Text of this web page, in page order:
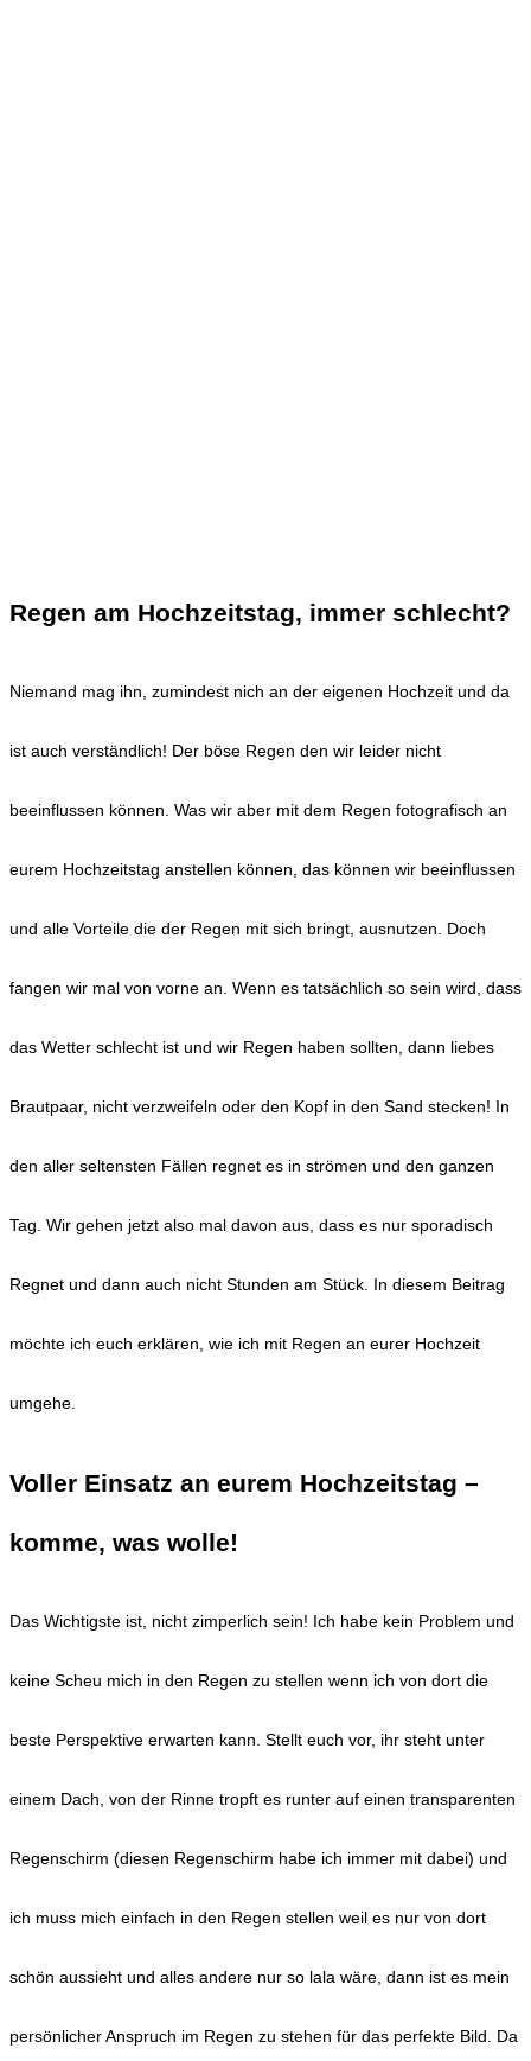
Regen am Hochzeitstag, immer schlecht?
Niemand mag ihn, zumindest nich an der eigenen Hochzeit und da
ist auch verständlich! Der böse Regen den wir leider nicht
beeinflussen können. Was wir aber mit dem Regen fotografisch an
eurem Hochzeitstag anstellen können, das können wir beeinflussen
und alle Vorteile die der Regen mit sich bringt, ausnutzen. Doch
fangen wir mal von vorne an. Wenn es tatsächlich so sein wird, dass
das Wetter schlecht ist und wir Regen haben sollten, dann liebes
Brautpaar, nicht verzweifeln oder den Kopf in den Sand stecken! In
den aller seltensten Fällen regnet es in strömen und den ganzen
Tag. Wir gehen jetzt also mal davon aus, dass es nur sporadisch
Regnet und dann auch nicht Stunden am Stück. In diesem Beitrag
möchte ich euch erklären, wie ich mit Regen an eurer Hochzeit
umgehe.
Voller Einsatz an eurem Hochzeitstag –
komme, was wolle!
Das Wichtigste ist, nicht zimperlich sein! Ich habe kein Problem und
keine Scheu mich in den Regen zu stellen wenn ich von dort die
beste Perspektive erwarten kann. Stellt euch vor, ihr steht unter
einem Dach, von der Rinne tropft es runter auf einen transparenten
Regenschirm (diesen Regenschirm habe ich immer mit dabei) und
ich muss mich einfach in den Regen stellen weil es nur von dort
schön aussieht und alles andere nur so lala wäre, dann ist es mein
persönlicher Anspruch im Regen zu stehen für das perfekte Bild. Da